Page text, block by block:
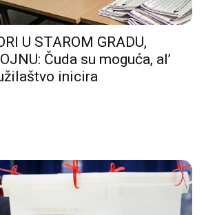
U STAROM GRADU,
Čuda su moguća, al’
inicira